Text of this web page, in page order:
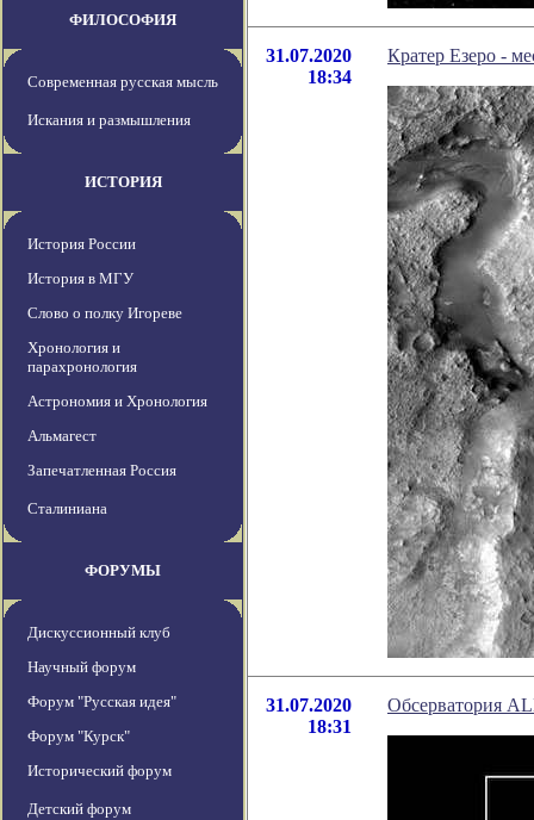
ФИЛОСОФИЯ
Современная русская мысль
Искания и размышления
ИСТОРИЯ
История России
История в МГУ
Слово о полку Игореве
Хронология и
парахронология
Астрономия и Хронология
Альмагест
Запечатленная Россия
Сталиниана
ФОРУМЫ
Дискуссионный клуб
Научный форум
Форум "Русская идея"
Форум "Курск"
Исторический форум
Детский форум
31.07.2020
18:34
Кратер Езеро -
31.07.2020
18:31
Обсерватория